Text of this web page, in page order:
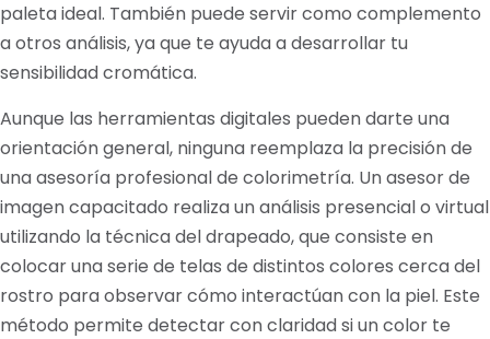
paleta ideal. También puede servir como complemento
a otros análisis, ya que te ayuda a desarrollar tu
sensibilidad cromática.
Aunque las herramientas digitales pueden darte una
orientación general, ninguna reemplaza la precisión de
una asesoría profesional de colorimetría. Un asesor de
imagen capacitado realiza un análisis presencial o virtual
utilizando la técnica del drapeado, que consiste en
colocar una serie de telas de distintos colores cerca del
rostro para observar cómo interactúan con la piel. Este
método permite detectar con claridad si un color te